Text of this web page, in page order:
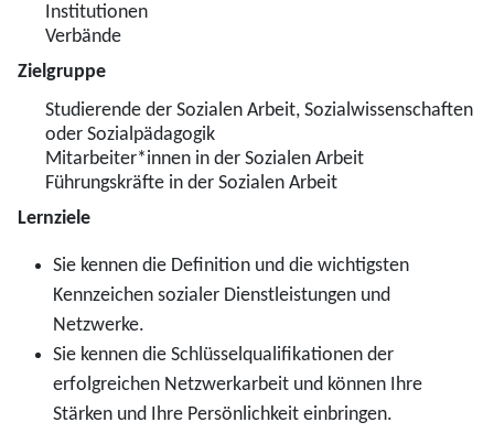
Institutionen
Verbände
Zielgruppe
Studierende der Sozialen Arbeit, Sozialwissenschaften
oder Sozialpädagogik
Mitarbeiter*innen in der Sozialen Arbeit
Führungskräfte in der Sozialen Arbeit
Lernziele
Sie kennen die Definition und die wichtigsten
Kennzeichen sozialer Dienstleistungen und
Netzwerke.
Sie kennen die Schlüsselqualifikationen der
erfolgreichen Netzwerkarbeit und können Ihre
Stärken und Ihre Persönlichkeit einbringen.